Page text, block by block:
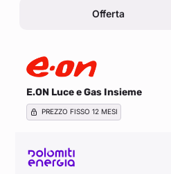
Offerta
E.ON Luce e Gas Insieme
PREZZO FISSO 12 MESI